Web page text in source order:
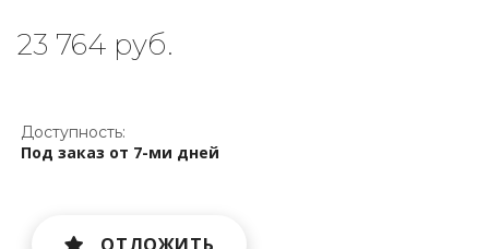
23 764 руб.
Доступность:
Под заказ от 7-ми дней